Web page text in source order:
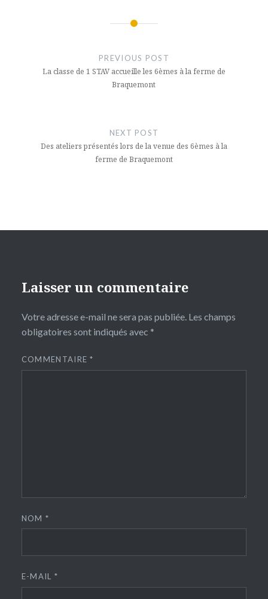
l’article
PREVIOUS POST
La classe de 1 STAV accueille les 6èmes à la ferme de
Braquemont
NEXT POST
Des ateliers présentés lors de la venue des 6èmes à la
ferme de Braquemont
Laisser un commentaire
Votre adresse e-mail ne sera pas publiée. Les champs
obligatoires sont indiqués avec *
COMMENTAIRE*
NOM*
E-MAIL *